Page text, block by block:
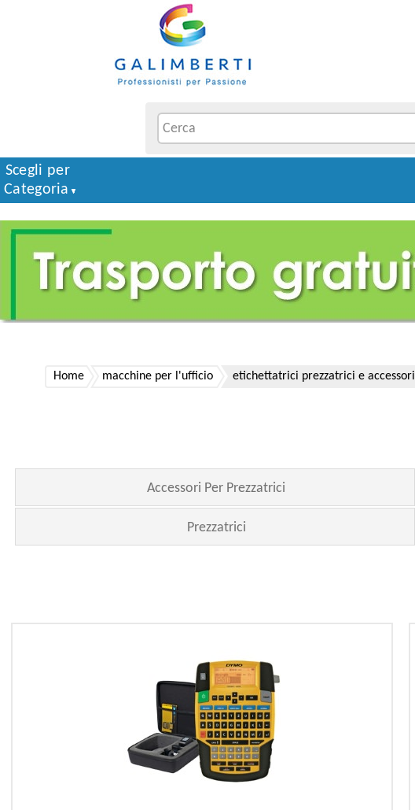
Scegli per
Categoria
Home macchine per l'ufficio etichettatrici prezzatrici e accessori
Accessori Per Prezzatrici
Prezzatrici